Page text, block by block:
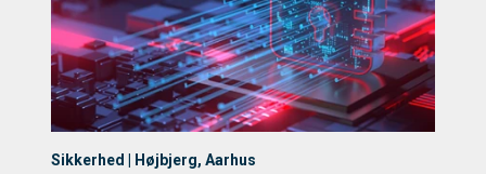
Sikkerhed | Højbjerg, Aarhus